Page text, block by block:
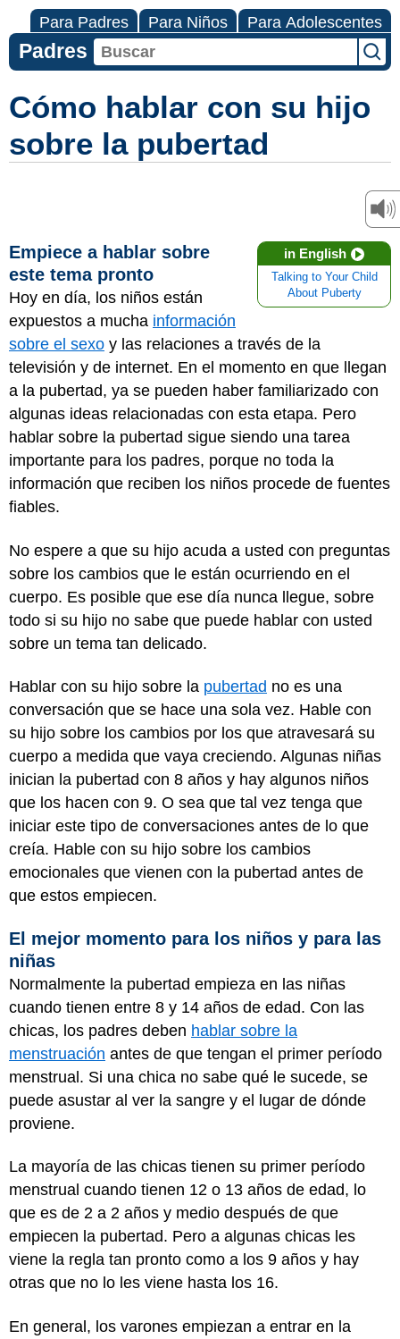
Para Padres Para Niños Para Adolescentes
Padres
Cómo hablar con su hijo
sobre la pubertad
in English
Talking to Your Child
About Puberty
Empiece a hablar sobre
este tema pronto
Hoy en día, los niños están
expuestos a mucha información
sobre el sexo y las relaciones a través de la
televisión y de internet. En el momento en que llegan
a la pubertad, ya se pueden haber familiarizado con
algunas ideas relacionadas con esta etapa. Pero
hablar sobre la pubertad sigue siendo una tarea
importante para los padres, porque no toda la
información que reciben los niños procede de fuentes
fiables.
No espere a que su hijo acuda a usted con preguntas
sobre los cambios que le están ocurriendo en el
cuerpo. Es posible que ese día nunca llegue, sobre
todo si su hijo no sabe que puede hablar con usted
sobre un tema tan delicado.
Hablar con su hijo sobre la pubertad no es una
conversación que se hace una sola vez. Hable con
su hijo sobre los cambios por los que atravesará su
cuerpo a medida que vaya creciendo. Algunas niñas
inician la pubertad con 8 años y hay algunos niños
que los hacen con 9. O sea que tal vez tenga que
iniciar este tipo de conversaciones antes de lo que
creía. Hable con su hijo sobre los cambios
emocionales que vienen con la pubertad antes de
que estos empiecen.
El mejor momento para los niños y para las
niñas
Normalmente la pubertad empieza en las niñas
cuando tienen entre 8 y 14 años de edad. Con las
chicas, los padres deben hablar sobre la
menstruación antes de que tengan el primer período
menstrual. Si una chica no sabe qué le sucede, se
puede asustar al ver la sangre y el lugar de dónde
proviene.
La mayoría de las chicas tienen su primer período
menstrual cuando tienen 12 o 13 años de edad, lo
que es de 2 a 2 años y medio después de que
empiecen la pubertad. Pero a algunas chicas les
viene la regla tan pronto como a los 9 años y hay
otras que no lo les viene hasta los 16.
En general, los varones empiezan a entrar en la